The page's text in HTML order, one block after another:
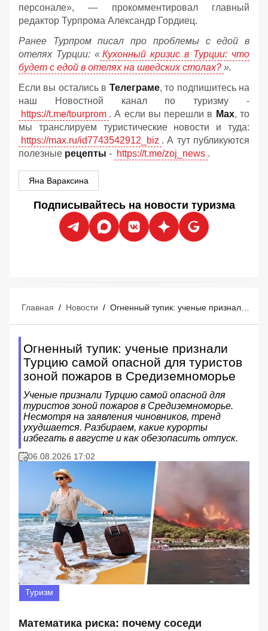
персонале», — прокомментировал главный
редактор Турпрома Александр Гордиец.
Ранее Турпром писал про проблемы с едой в
отелях Турции: « Кухонный кризис в Турции: что
будет с едой в отелях на шведских столах? ».
Если вы остались в Телеграме, то подпишитесь на
наш Новостной канал по туризму -
https://t.me/tourprom . А если вы перешли в Мах, то
мы транслируем туристические новости и туда:
https://max.ru/id7743542912_biz . А тут публикуются
полезные рецепты - https://t.me/zoj_news .
Яна Вараксина
Подписывайтесь на новости туризма
Главная / Новости /
Огненный тупик: ученые признали
Турцию самой опасной для туристов
зоной пожаров в Средиземноморье
Ученые признали Турцию самой опасной для
туристов зоной пожаров в Средиземноморье.
Несмотря на заявления чиновников, тренд
ухудшается. Разбираем, какие курорты
избегать в августе и как обезопасить отпуск.
06.08.2026 17:02
Туризм
Математика риска: почему соседи